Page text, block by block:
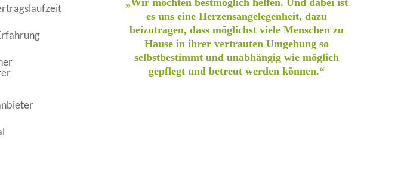
„Wir möchten bestmöglich helfen. Und dabei ist
es uns eine Herzensangelegenheit, dazu
beizutragen, dass möglichst viele Menschen zu
Hause in ihrer vertrauten Umgebung so
selbstbestimmt und unabhängig wie möglich
gepflegt und betreut werden können.“